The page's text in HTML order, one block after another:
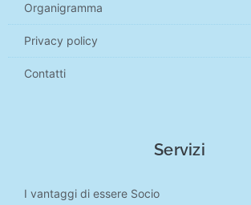
Organigramma
Privacy policy
Contatti
Servizi
I vantaggi di essere Socio